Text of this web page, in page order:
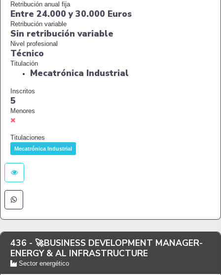
Retribución anual fija
Entre 24.000 y 30.000 Euros
Retribución variable
Sin retribución variable
Nivel profesional
Técnico
Titulación
Mecatrónica Industrial
Inscritos
5
Menores
Titulaciones
Mecatrónica Industrial
436 - 🚀BUSINESS DEVELOPMENT MANAGER-
ENERGY & AL INFRASTRUCTURE
Sector energético